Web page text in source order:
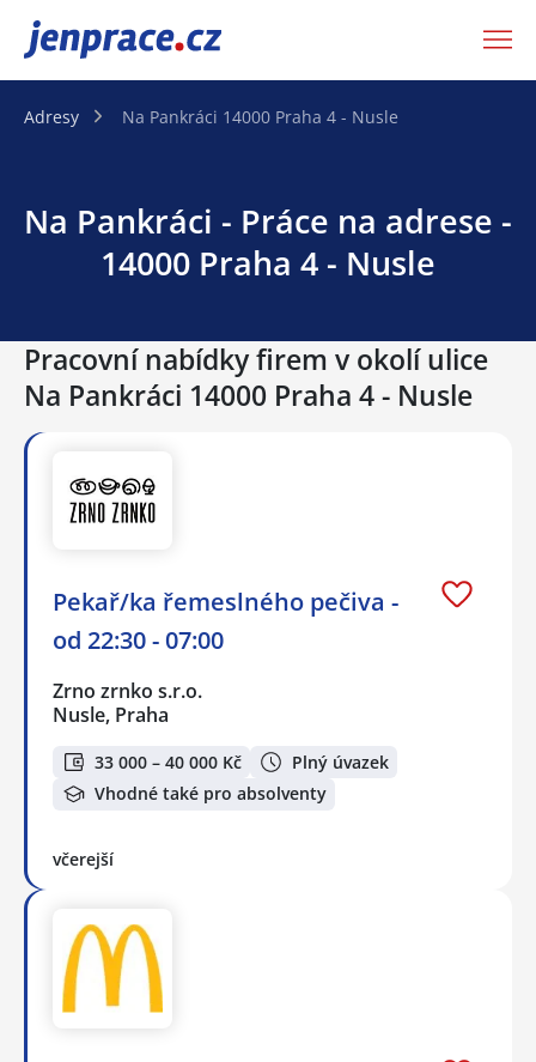
JenPráce.cz
Adresy Na Pankráci 14000 Praha 4 - Nusle
Na Pankráci - Práce na adrese -
14000 Praha 4 - Nusle
Pracovní nabídky firem v okolí ulice
Na Pankráci 14000 Praha 4 - Nusle
Pekař/ka řemeslného pečiva -
od 22:30 - 07:00
Zrno zrnko s.r.o.
Nusle, Praha
33 000 – 40 000 Kč
Plný úvazek
Vhodné také pro absolventy
včerejší